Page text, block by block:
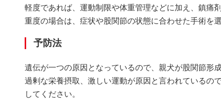
軽度であれば、運動制限や体重管理などに加え、鎮痛
重度の場合は、症状や股関節の状態に合わせた手術を
予防法
遺伝が一つの原因となっているので、親犬が股関節形
過剰な栄養摂取、激しい運動が原因と言われているの
してください。